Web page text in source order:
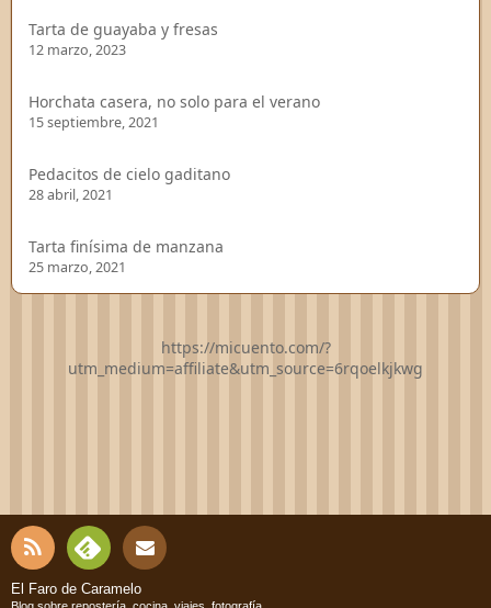
Tarta de guayaba y fresas
12 marzo, 2023
Horchata casera, no solo para el verano
15 septiembre, 2021
Pedacitos de cielo gaditano
28 abril, 2021
Tarta finísima de manzana
25 marzo, 2021
https://micuento.com/?
utm_medium=affiliate&utm_source=6rqoelkjkwg
RSS Fee Cont
El Faro de Caramelo